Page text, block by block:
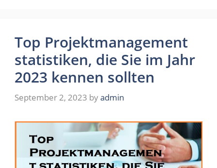
Top Projektmanagement
statistiken, die Sie im Jahr
2023 kennen sollten
September 2, 2023 byadmin